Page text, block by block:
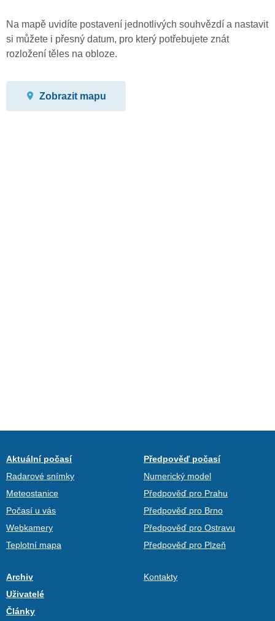
Na mapě uvidíte postavení jednotlivých souhvězdí a nastavit
si můžete i přesný datum, pro který potřebujete znát
rozložení těles na obloze.
Zobrazit mapu
Aktuální počasí
Radarové snímky
Meteostanice
Počasí u vás
Webkamery
Teplotní mapa
Předpověď počasí
Numerický model
Předpověď pro Prahu
Předpověď pro Brno
Předpověď pro Ostravu
Předpověď pro Plzeň
Archiv
Uživatelé
Články
Kontakty